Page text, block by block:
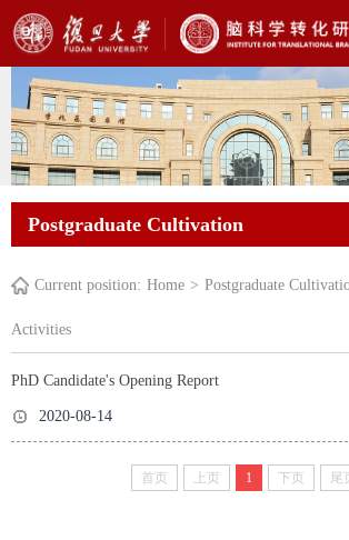
Postgraduate Cultivation
Current position: Home > Postgraduate
Activities
PhD Candidate's Opening Report
2020-08-14
首页 上页 1 下页 尾